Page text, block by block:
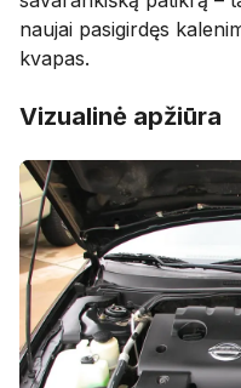
naujai pasigirdęs
kvapas.
Vizualinė apžiūra